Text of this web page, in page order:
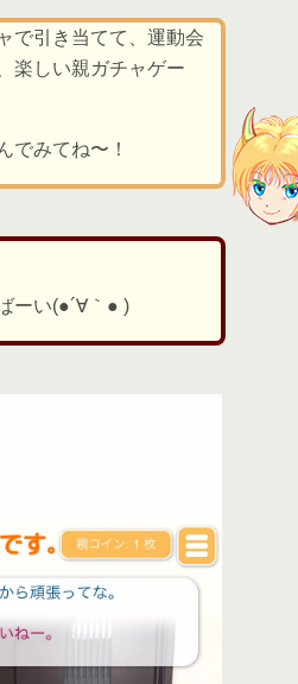
で引き当てて、運動会
楽しい親ガチャゲー
でみてね〜！
ーい(●´∀｀● )